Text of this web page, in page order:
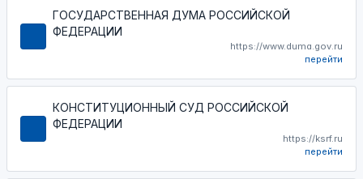
ГОСУДАРСТВЕННАЯ ДУМА РОССИЙСКОЙ
ФЕДЕРАЦИИ
https://www.duma.gov.ru
перейти
КОНСТИТУЦИОННЫЙ СУД РОССИЙСКОЙ
ФЕДЕРАЦИИ
https://ksrf.ru
перейти